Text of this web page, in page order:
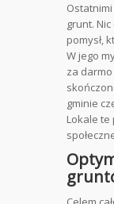
grunt.
pomysł,
W jego
za
gminie
Lokale te